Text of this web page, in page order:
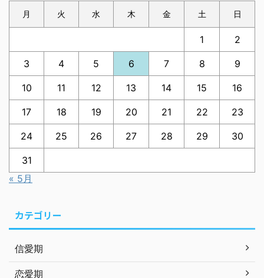
月 火 水 木 金 土 日
1 2
3 4 5 6 7 8 9
10 11 12 13 14 15 16
17 18 19 20 21 22 23
24 25 26 27 28 29 30
31
« 5月
カテゴリー
信愛期
恋愛期